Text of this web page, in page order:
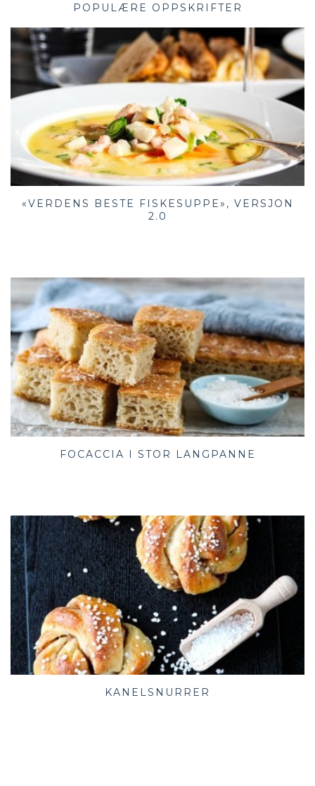
POPULÆRE OPPSKRIFTER
«VERDENS BESTE FISKESUPPE», VERSJON
2.0
FOCACCIA I STOR LANGPANNE
KANELSNURRER